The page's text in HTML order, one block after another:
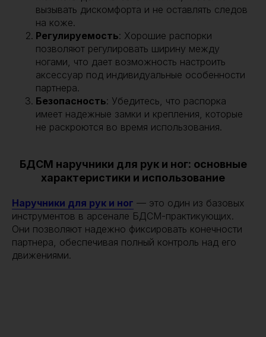
вызывать дискомфорта и не оставлять следов
на коже.
Регулируемость: Хорошие распорки
позволяют регулировать ширину между
ногами, что дает возможность настроить
аксессуар под индивидуальные особенности
партнера.
Безопасность: Убедитесь, что распорка
имеет надежные замки и крепления, которые
не раскроются во время использования.
БДСМ наручники для рук и ног: основные
характеристики и использование
Наручники для рук и ног — это один из базовых
инструментов в арсенале БДСМ-практикующих.
Они позволяют надежно фиксировать конечности
партнера, обеспечивая полный контроль над его
движениями.